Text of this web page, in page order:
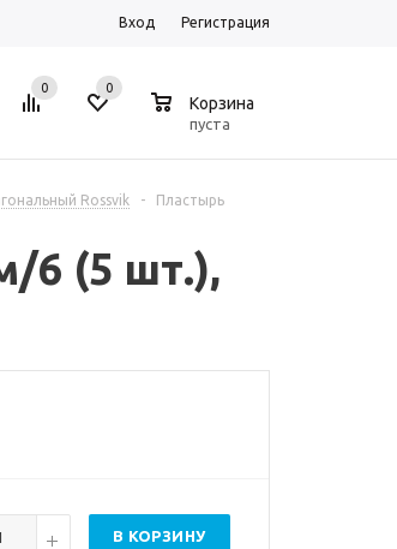
Вход Регистрация
0 0
Корзина
пуста
Rossvik -
Пластырь
6 (5 шт.),
В КОРЗИНУ